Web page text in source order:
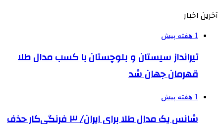
آخرین اخبار
1 هفته پیش
تیرانداز سیستان و بلوچستان با کسب مدال طلا
قهرمان جهان شد
1 هفته پیش
شانس یک مدال طلا برای ایران/ ۳ فرنگی‌کار حذف